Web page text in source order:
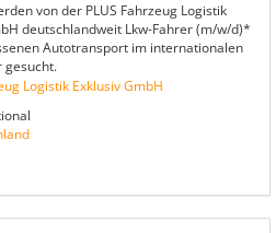
von der PLUS Fahrzeug Logistik
deutschlandweit Lkw-Fahrer (m/w/d)*
Autotransport im internationalen
gesucht.
Logistik Exklusiv GmbH